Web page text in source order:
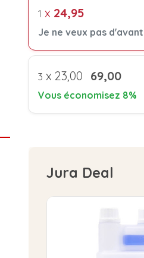
1 x 24,95
Je ne veux pas
3 x 23,00 69,00
Vous économisez 8%
Jura Deal